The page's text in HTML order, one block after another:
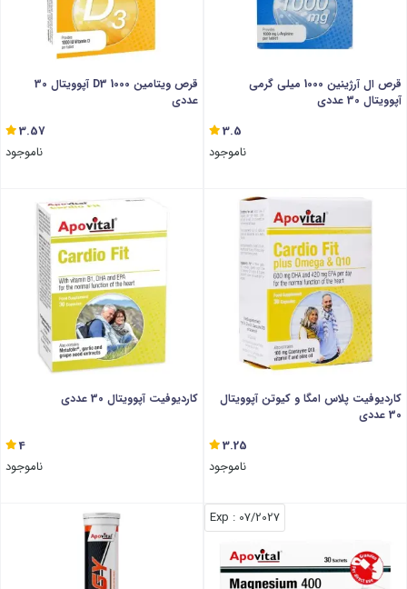
قرص ال آرژینین 1000 میلی گرمی
آپوویتال 30 عددی
3.5
ناموجود
قرص ویتامین D3 1000 آپوویتال 30
عددی
3.57
ناموجود
کاردیوفیت پلاس امگا و کیوتن آپوویتال
30 عددی
3.25
ناموجود
کاردیوفیت آپوویتال 30 عددی
4
ناموجود
07/2027
: Exp